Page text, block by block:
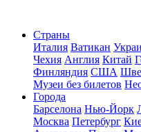
Страны
Италия Ватикан
Чехия Англия Китай
Финляндия США
Музеи без билетов
Города
Барселона Нью-Йорк
Москва Петербург